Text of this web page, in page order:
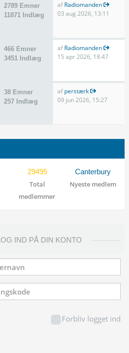
2789 Emner
11871 Indlæg
afRadiomanden
03 aug 2026, 13:11
466 Emner
3451 Indlæg
afRadiomanden
15 apr 2026, 18:47
38 Emner
257 Indlæg
afperstærk
09 jun 2026, 15:27
29495
Total
medlemmer
Canterbury
Nyeste medlem
IND PÅ DIN KONTO
Forbliv logget ind